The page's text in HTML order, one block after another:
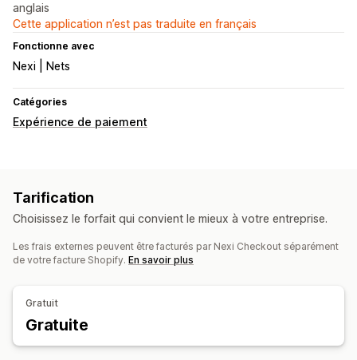
anglais
Cette application n’est pas traduite en français
Fonctionne avec
Nexi | Nets
Catégories
Expérience de paiement
Tarification
Choisissez le forfait qui convient le mieux à votre entreprise.
Les frais externes peuvent être facturés par Nexi Checkout séparément
de votre facture Shopify. En savoir plus
Gratuit
Gratuite